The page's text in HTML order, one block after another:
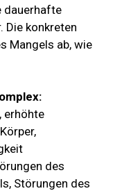
dauerhafte
Die konkreten
Mangels ab, wie
erhöhte
des
Störungen des